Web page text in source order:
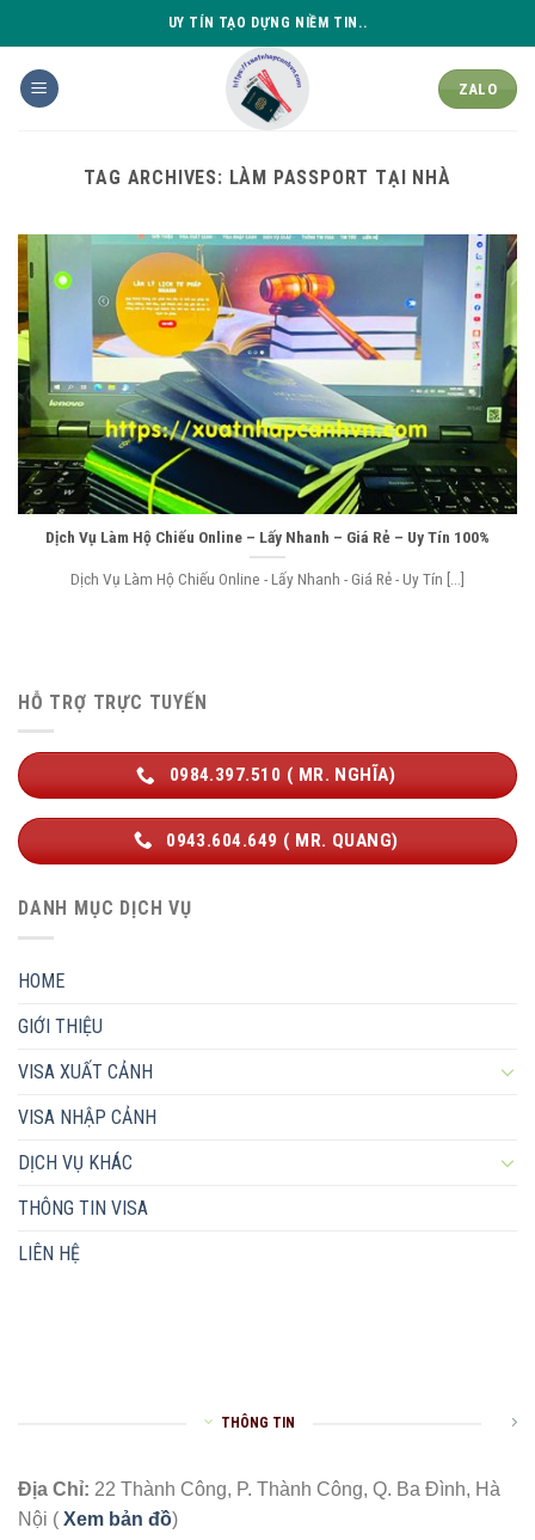
to
content
UY TÍN TẠO DỰNG NIỀM TIN..
ZALO
TAG ARCHIVES: LÀM PASSPORT TẠI NHÀ
Dịch Vụ Làm Hộ Chiếu Online – Lấy Nhanh – Giá Rẻ – Uy Tín 100%
Dịch Vụ Làm Hộ Chiếu Online - Lấy Nhanh - Giá Rẻ - Uy Tín [...]
HỖ TRỢ TRỰC TUYẾN
0984.397.510 ( MR. NGHĨA)
0943.604.649 ( MR. QUANG)
DANH MỤC DỊCH VỤ
HOME
GIỚI THIỆU
VISA XUẤT CẢNH
VISA NHẬP CẢNH
DỊCH VỤ KHÁC
THÔNG TIN VISA
LIÊN HỆ
THÔNG TIN
Địa Chỉ: 22 Thành Công, P. Thành Công, Q. Ba Đình, Hà
Nội ( Xem bản đồ)